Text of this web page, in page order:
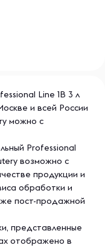
Line 1В 3 л
и всей России
можно с
Professional
возможно с
продукции и
обработки и
пост-продажной
представленные
отображено в